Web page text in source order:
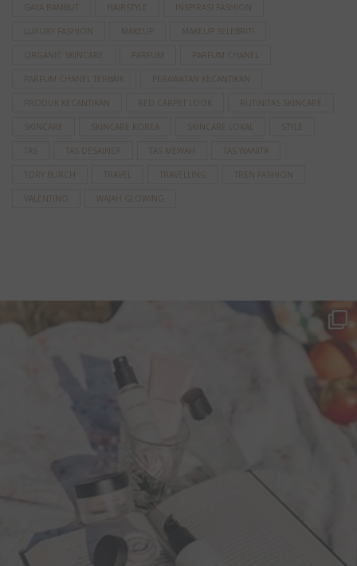
GAYA RAMBUT HAIRSTYLE INSPIRASI FASHION
LUXURY FASHION MAKEUP MAKEUP SELEBRITI
ORGANIC SKINCARE PARFUM PARFUM CHANEL
PARFUM CHANEL TERBAIK PERAWATAN KECANTIKAN
PRODUK KECANTIKAN RED CARPET LOOK RUTINITAS SKINCARE
SKINCARE SKINCARE KOREA SKINCARE LOKAL STYLE
TAS TAS DESAINER TAS MEWAH TAS WANITA
TORY BURCH TRAVEL TRAVELLING TREN FASHION
VALENTINO WAJAH GLOWING